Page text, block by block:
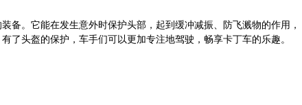
备。它能在发生意外时保护头部，起到缓冲减振、防飞溅物的作用，
了头盔的保护，车手们可以更加专注地驾驶，畅享卡丁车的乐趣。